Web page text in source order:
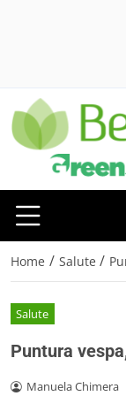
Home / Salute /
Salute
Puntura
Manuela Chimera